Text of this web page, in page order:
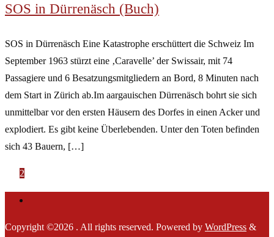
SOS in Dürrenäsch (Buch)
SOS in Dürrenäsch Eine Katastrophe erschüttert die Schweiz Im
September 1963 stürzt eine ‚Caravelle’ der Swissair, mit 74
Passagiere und 6 Besatzungsmitgliedern an Bord, 8 Minuten nach
dem Start in Zürich ab.Im aargauischen Dürrenäsch bohrt sie sich
unmittelbar vor den ersten Häusern des Dorfes in einen Acker und
explodiert. Es gibt keine Überlebenden. Unter den Toten befinden
sich 43 Bauern, […]
Seitennummerierung
der
Beiträge
2
Copyright ©2026 . All rights reserved. Powered by WordPress &